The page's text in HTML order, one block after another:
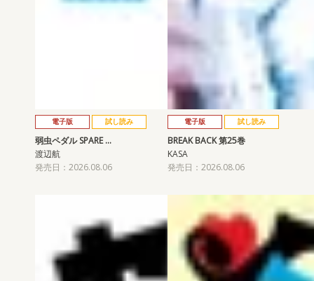
電子版 試し読み
弱虫ペダル SPARE …
渡辺航
発売日：2026.08.06
電子版 試し読み
BREAK BACK 第25巻
KASA
発売日：2026.08.06